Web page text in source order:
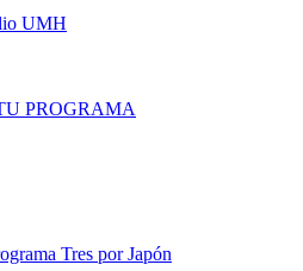
UMH
PROGRAMA
Tres por Japón